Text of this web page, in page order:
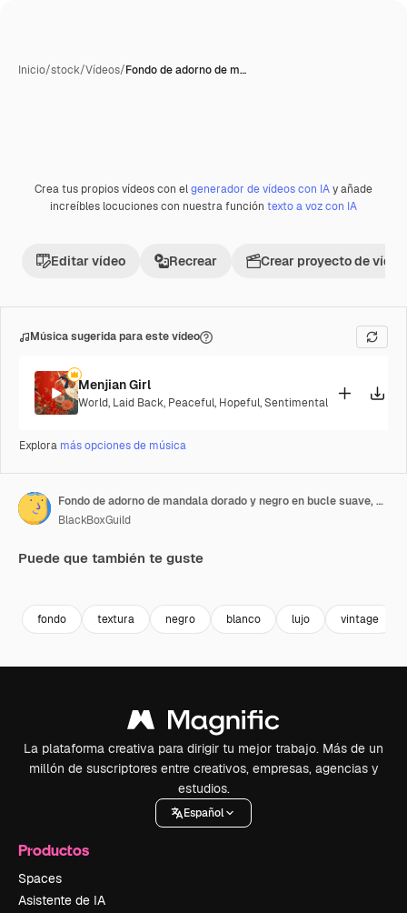
Inicio/stock/Vídeos/Fondo de adorno de m…
Premium
Crea tus propios vídeos con elgenerador de vídeos con IAy añade
increíbles locuciones con nuestra función texto a voz con IA
Editar vídeo Recrear Crear proyecto de vídeo
Música sugerida para este vídeo
Menjian Girl
World, Laid Back, Peaceful, Hopeful,Sentimental
Explora más opciones de música
Fondo de adorno de mandala dorado y negro en bucle suave, estilo árabe islámico para cualquier propósito
BlackBoxGuild
Puede que también te guste
fondo textura negro blanco lujo vintage
La plataforma creativa para dirigir tu mejor trabajo. Más de un
millón de suscriptores entre creativos, empresas, agencias y
estudios.
Español
Productos
Spaces
Asistente de IA